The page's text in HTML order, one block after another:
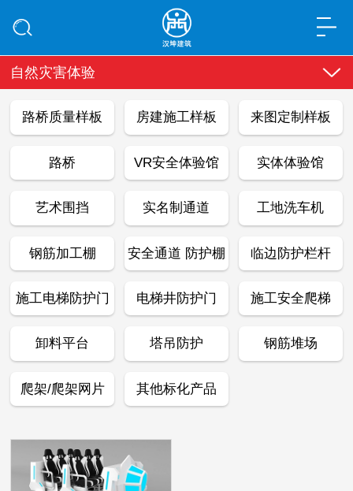
自然灾害体验
路桥质量样板 房建施工样板 来图定制样板
路桥 VR安全体验馆 实体体验馆
艺术围挡 实名制通道 工地洗车机
钢筋加工棚 安全通道 防护棚 临边防护栏杆
施工电梯防护门 电梯井防护门 施工安全爬梯
卸料平台 塔吊防护 钢筋堆场
爬架/爬架网片 其他标化产品